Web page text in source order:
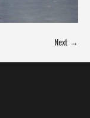
Next →